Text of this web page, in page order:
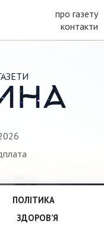
про газету
контакти
ПОЛІТИКА
ЗДОРОВ’Я